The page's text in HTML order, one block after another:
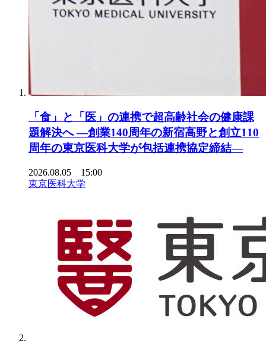
「食」と「医」の連携で超高齢社会の健康課
題解決へ ―創業140周年の新宿高野と創立110
周年の東京医科大学が包括連携協定締結―
2026.08.05 15:00
東京医科大学